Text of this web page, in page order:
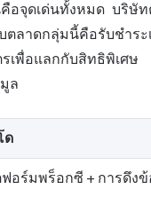
จุดเด่นทั้งหมด บริษัท
ลาดกลุ่มนี้คือรับชำระ
รเพื่อแลกกับสิทธิพิเ
ล
ด
อร์มพร็อกซี + การดึงข้